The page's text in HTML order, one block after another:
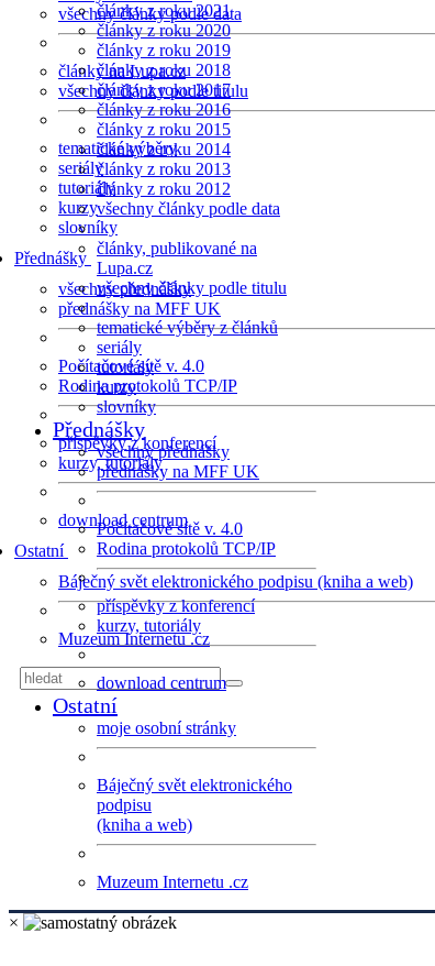
všechny články podle data
články na Lupa.cz
všechny články podle titulu
tematické výběry
seriály
tutoriály
kurzy
slovníky
Přednášky
všechny přednášky
přednášky na MFF UK
Počítačové sítě v. 4.0
Rodina protokolů TCP/IP
příspěvky z konferencí
kurzy, tutoriály
download centrum
Ostatní
Báječný svět elektronického podpisu (kniha a web)
Muzeum Internetu .cz
články z roku 2021
články z roku 2020
články z roku 2019
články z roku 2018
články z roku 2017
články z roku 2016
články z roku 2015
články z roku 2014
články z roku 2013
články z roku 2012
všechny články podle data
články, publikované na
Lupa.cz
všechny články podle titulu
tematické výběry z článků
seriály
tutoriály
kurzy
slovníky
Přednášky
všechny přednášky
přednášky na MFF UK
Počítačové sítě v. 4.0
Rodina protokolů TCP/IP
příspěvky z konferencí
kurzy, tutoriály
download centrum
Ostatní
moje osobní stránky
Báječný svět elektronického
podpisu
(kniha a web)
Muzeum Internetu .cz
×